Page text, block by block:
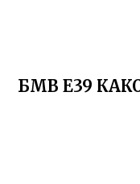
БМВ Е39